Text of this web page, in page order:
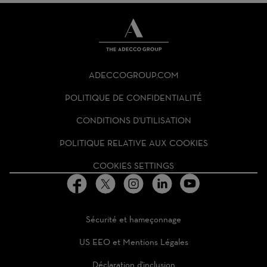
GROUP
HOMEPAGE
ADECCOGROUP.COM
POLITIQUE DE CONFIDENTIALITÉ
CONDITIONS D'UTILISATION
POLITIQUE RELATIVE AUX COOKIES
COOKIES SETTINGS
Sécurité et hameçonnage
US EEO et Mentions Légales
Déclaration d'inclusion